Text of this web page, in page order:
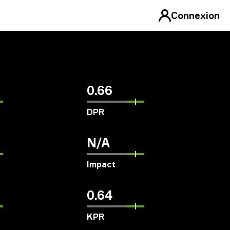
Connexion
0.66
DPR
N/A
Impact
0.64
KPR